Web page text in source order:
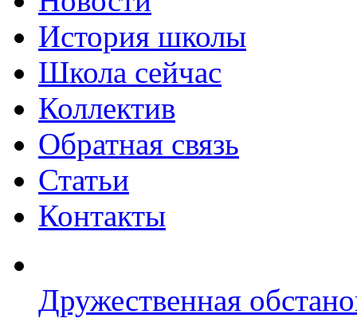
История школы
Школа сейчас
Коллектив
Обратная связь
Статьи
Контакты
Дружественная